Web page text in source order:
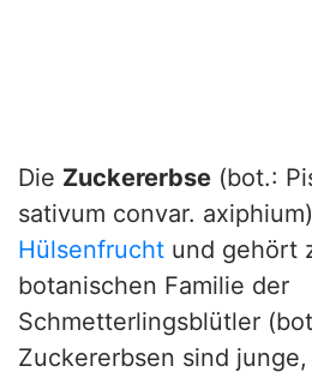
Die Zuckererbse (bot.:
sativum convar.
Hülsenfrucht und gehört
botanischen Familie der
Schmetterlingsblütler
Zuckererbsen sind